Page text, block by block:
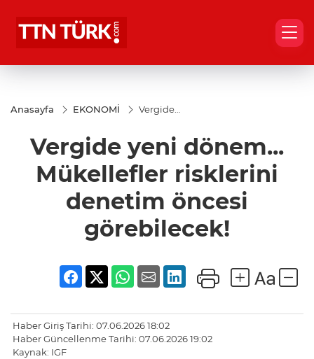
Anasayfa EKONOMİ
Vergide
Mükellefler
risklerini
denetim
öncesi
Vergide yeni dönem...
Mükellefler risklerini
denetim öncesi
görebilecek!
Haber Giriş Tarihi: 07.06.2026 18:02
Haber Güncellenme Tarihi: 07.06.2026 19:02
Kaynak: IGF